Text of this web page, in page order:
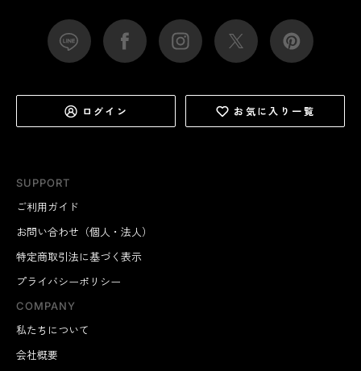
SUPPORT
ご利用ガイド
お問い合わせ（個人・法人）
特定商取引法に基づく表示
プライバシーポリシー
COMPANY
私たちについて
会社概要
ログイン お気に入り一覧